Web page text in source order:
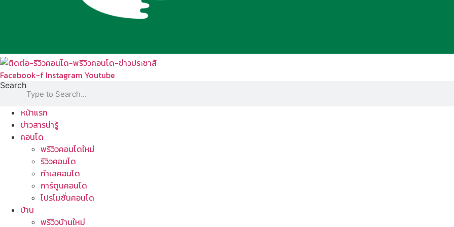
Facebook-f Instagram Youtube
Search
หน้าแรก
ข่าวสารน่ารู้
คอนโด
พรีวิวคอนโดใหม่
รีวิวคอนโด
ทำเลคอนโด
การ์ตูนคอนโด
โปรโมชั่นคอนโด
บ้าน
พรีวิวบ้านใหม่